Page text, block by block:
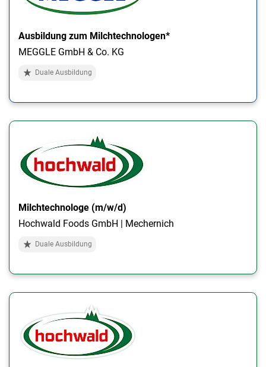
Ausbildung zum Milchtechnologen*
MEGGLE GmbH & Co. KG
Duale Ausbildung
Milchtechnologe (m/w/d)
Hochwald Foods GmbH | Mechernich
Duale Ausbildung